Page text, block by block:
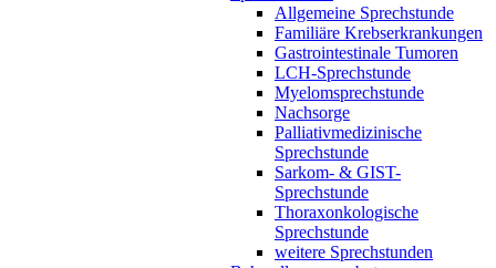
Allgemeine Sprechstunde
Familiäre Krebserkrankungen
Gastrointestinale Tumoren
LCH-Sprechstunde
Myelomsprechstunde
Nachsorge
Palliativmedizinische
Sprechstunde
Sarkom- & GIST-
Sprechstunde
Thoraxonkologische
Sprechstunde
weitere Sprechstunden